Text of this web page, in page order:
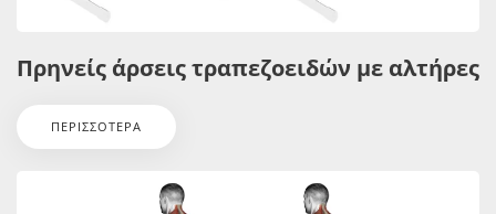
Πρηνείς άρσεις τραπεζοειδών με αλτήρες
ΠΕΡΙΣΣΌΤΕΡΑ